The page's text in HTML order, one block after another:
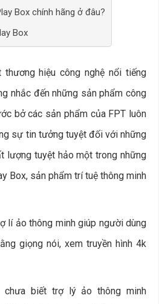
Box chính hãng ở đâu?
Box
thương hiệu công nghệ nổi tiếng
nhắc đến những sản phẩm công
bở các sản phẩm của FPT luôn
sự tin tưởng tuyệt đối với những
lượng tuyệt hảo một trong những
Box, sản phẩm trí tuệ thông minh
lí ảo thông minh giúp người dùng
giọng nói, xem truyền hình 4k
chưa biết trợ lý ảo thông minh